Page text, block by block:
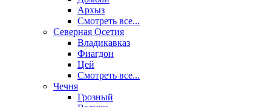
Архыз
Смотреть все...
Северная Осетия
Владикавказ
Фиагдон
Цей
Смотреть все...
Чечня
Грозный